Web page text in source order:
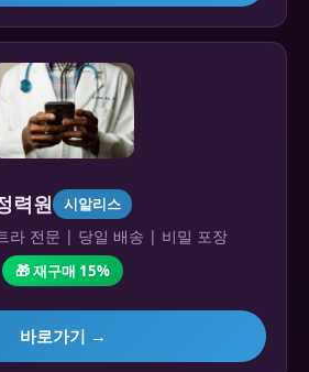
력원 시알리스
라 전문 | 당일 배송 | 비밀 포장
🎁 재구매 15%
바로가기 →